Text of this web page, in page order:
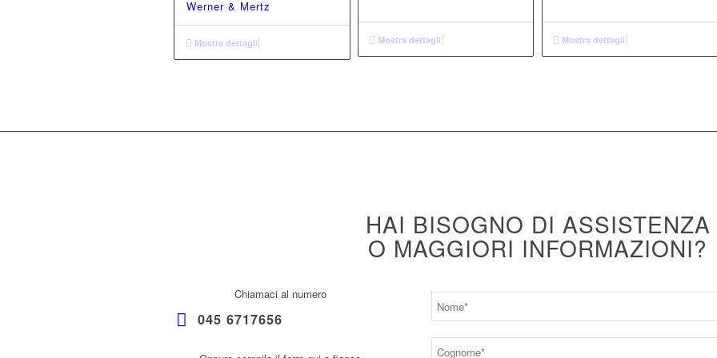
Werner & Mertz
Mostra dettagli Mostra dettagli Mostra dettagli
HAI BISOGNO DI ASSISTENZA
O MAGGIORI INFORMAZIONI?
Chiamaci al numero
045 6717656